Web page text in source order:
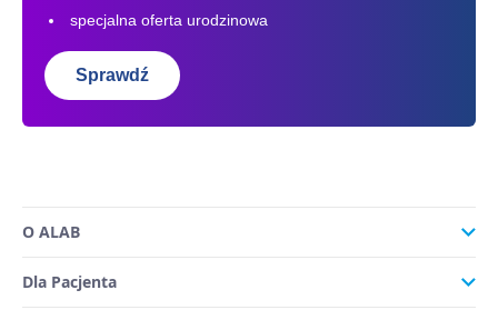
specjalna oferta urodzinowa
Sprawdź
O ALAB
Dla Pacjenta